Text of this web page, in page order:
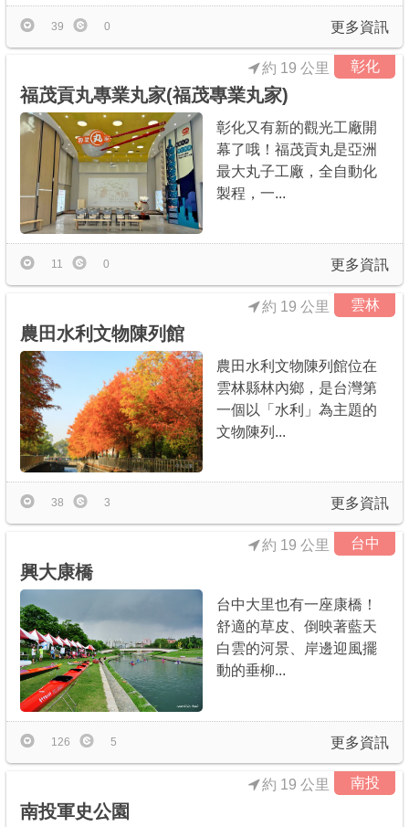
更多資訊
39 0
彰化
福茂貢丸專業丸家(福茂專業丸家)
約 19 公里
彰化又有新的觀光工廠開
幕了哦！福茂貢丸是亞洲
最大丸子工廠，全自動化
製程，一...
更多資訊
11 0
雲林
農田水利文物陳列館
約 19 公里
農田水利文物陳列館位在
雲林縣林內鄉，是台灣第
一個以「水利」為主題的
文物陳列...
更多資訊
38 3
台中
興大康橋
約 19 公里
台中大里也有一座康橋！
舒適的草皮、倒映著藍天
白雲的河景、岸邊迎風擺
動的垂柳...
更多資訊
126 5
南投
南投軍史公園
約 19 公里